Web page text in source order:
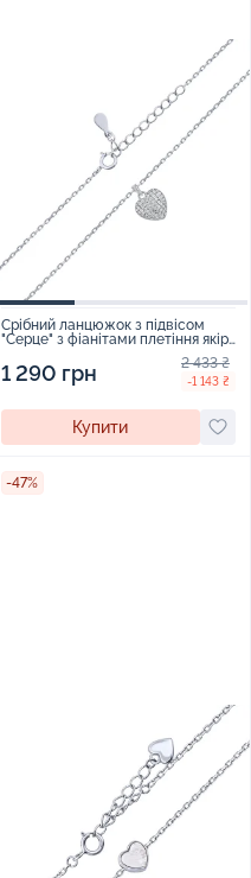
Срібний ланцюжок з підвісом
"Серце" з фіанітами плетіння якір
1 290 грн 2 433 ₴
-1 143 ₴
Купити
-47%